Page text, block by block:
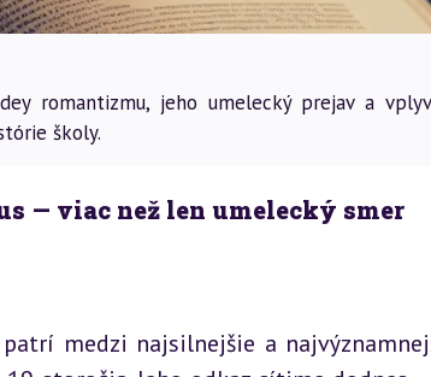
romantizmu, jeho umelecký prejav a
školy.
— viac než len umelecký smer
patrí medzi najsilnejšie a